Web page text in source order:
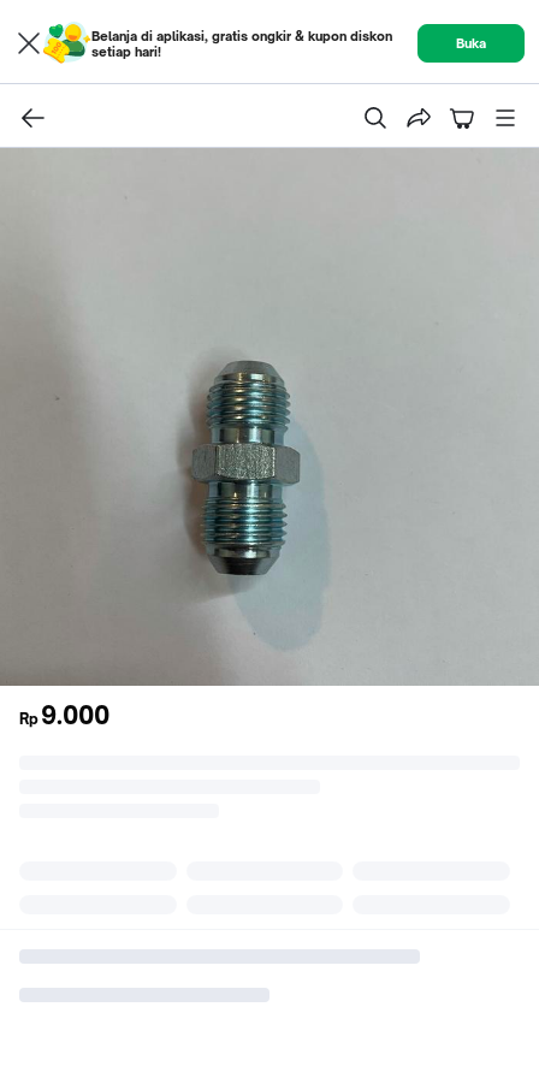
Belanja di aplikasi, gratis ongkir & kupon diskon
setiap hari!
Buka
Rp 9.000